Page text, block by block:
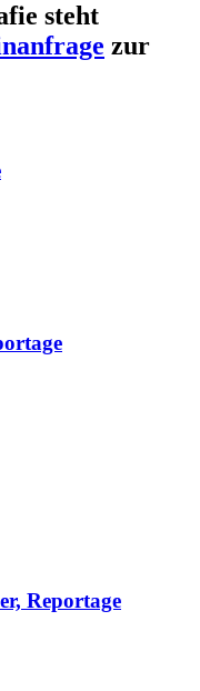
steht
zur
Reportage